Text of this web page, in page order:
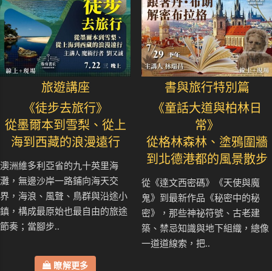
旅遊講座
《徒步去旅行》
從墨爾本到雪梨、從上
海到西藏的浪漫遠行
澳洲維多利亞省的九十英里海
灘，無邊沙岸一路鋪向海天交
界，海浪、風聲、鳥群與沿途小
鎮，構成最原始也最自由的旅途
節奏；當腳步..
瞭解更多
書與旅行特別篇
《童話大道與柏林日
常》
從格林森林、塗鴉圍牆
到北德港都的風景散步
從《達文西密碼》《天使與魔
鬼》到最新作品《秘密中的秘
密》，那些神祕符號、古老建
築、禁忌知識與地下組織，總像
一道道線索，把..